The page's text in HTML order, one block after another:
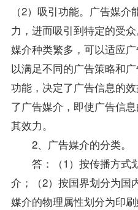
（2）吸引功能。广告媒
力，进而吸引到特定的受
媒介种类繁多，可以适应
以满足不同的广告策略和
功能，决定了广告信息的
了广告媒介，即使广告信
其效力。
2、广告媒介的分类。
答：（1）按传播方式
介；（2）按国界划分为国
媒介的物理属性划分为印